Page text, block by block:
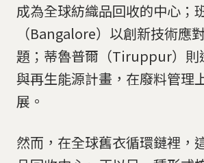
成為全球紡織品回收的中心；
（Bangalore）以創新技術應
題；蒂魯普爾（Tiruppur）則
與再生能源計畫，在廢料管理
展。
然而，在全球舊衣循環鏈裡，